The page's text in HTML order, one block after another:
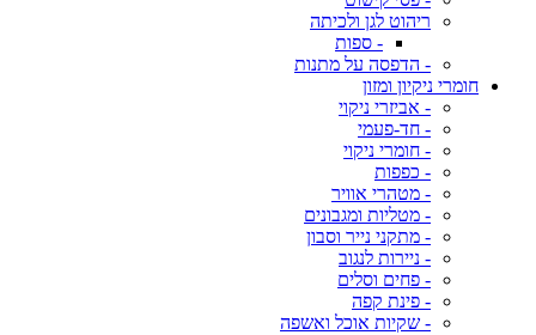
ריהוט לגן ולכיתה
- ספות
- הדפסה על מתנות
חומרי ניקיון ומזון
- אביזרי ניקוי
- חד-פעמי
- חומרי ניקוי
- כפפות
- מטהרי אוויר
- מטליות ומגבונים
- מתקני נייר וסבון
- ניירות לנגוב
- פחים וסלים
- פינת קפה
- שקיות אוכל ואשפה